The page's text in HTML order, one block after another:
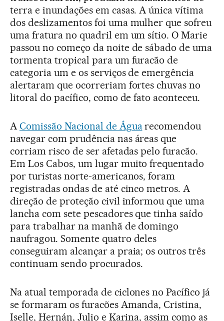
terra e inundações em casas. A única vítima
dos deslizamentos foi uma mulher que sofreu
uma fratura no quadril em um sítio. O Marie
passou no começo da noite de sábado de uma
tormenta tropical para um furacão de
categoria um e os serviços de emergência
alertaram que ocorreriam fortes chuvas no
litoral do pacífico, como de fato aconteceu.
AComissão Nacional de Águarecomendou
navegar com prudência nas áreas que
corriam risco de ser afetadas pelo furacão.
Em Los Cabos, um lugar muito frequentado
por turistas norte-americanos, foram
registradas ondas de até cinco metros. A
direção de proteção civil informou que uma
lancha com sete pescadores que tinha saído
para trabalhar na manhã de domingo
naufragou. Somente quatro deles
conseguiram alcançar a praia; os outros três
continuam sendo procurados.
Na atual temporada de ciclones no Pacífico já
se formaram os furacões Amanda, Cristina,
Iselle, Hernán, Julio e Karina, assim como as